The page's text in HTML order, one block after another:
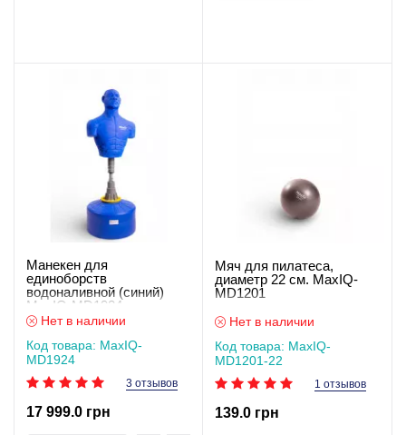
Манекен для
единоборств
водоналивной (синий)
MaxIQ-MD1924
Нет в наличии
Код товара: MaxIQ-
MD1924
3 отзывов
17 999.0 грн
Мяч для пилатеса,
диаметр 22 см. MaxIQ-
MD1201
Нет в наличии
Код товара: MaxIQ-
MD1201-22
1 отзывов
139.0 грн